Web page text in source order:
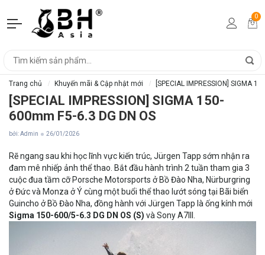
0
Trang chủ Khuyến mãi & Cập nhật mới [SPECIAL IMPRESSION] SIGMA
[SPECIAL IMPRESSION] SIGMA 150-
600mm F5-6.3 DG DN OS
bởi: Admin 26/01/2026
Rẽ ngang sau khi học lĩnh vực kiến trúc, Jürgen Tapp sớm nhận ra
đam mê nhiếp ảnh thể thao. Bắt đầu hành trình 2 tuần tham gia 3
cuộc đua tầm cỡ Porsche Motorsports ở Bồ Đào Nha, Nürburgring
ở Đức và Monza ở Ý cùng một buổi thể thao lướt sóng tại Bãi biển
Guincho ở Bồ Đào Nha, đồng hành với Jürgen Tapp là ống kính mới
Sigma 150-600/5-6.3 DG DN OS (S) và Sony A7III.